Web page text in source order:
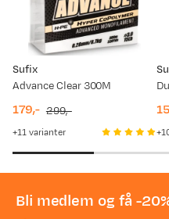
Sufix
Advance Clear 300M
discounted
179,-
original
299,-
11varianter
Bli medlem og få -